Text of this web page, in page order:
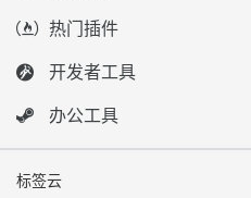
热门插件
开发者工具
办公工具
标签云